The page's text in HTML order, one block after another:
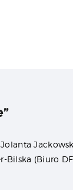
(Biuro